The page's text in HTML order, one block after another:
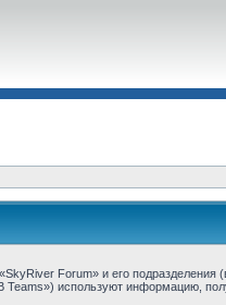
Forum» и его
Teams») используют информацию,